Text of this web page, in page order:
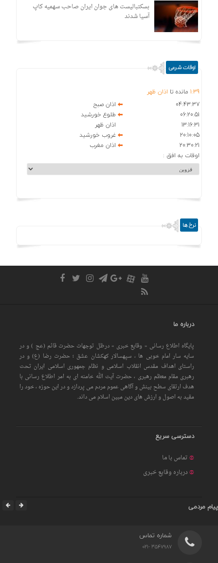
بسکتبالیست های جوان ایران صاحب سهمیه کاپ
آسیا شدند
اوقات شرعی
1:39 مانده تا اذان ظهر
04:43:37
اذان صبح
06:20:51
طلوع خورشید
13:16:31
اذان ظهر
20:10:05
غروب خورشید
20:30:21
اذان مغرب
اوقات به افق :
نرخ ها
درباره ما
پایگاه اطلاع رسانی « وقایع خبری » درظل توجهات حضرت قائم (عج ) و در
سایه سار امام خوبی ها ، سپهسالار کهکشان عشق ؛ حضرت رضا (ع) و در
راستای اهداف مقدس انقلاب اسلامی و نظام جمهوری اسلامی ایران تحت
رهبری مقام معظم رهبری ، حضرت آیت الله خامنه ای به امر اطلاع رسانی با
هدف ارتقای سطح بینش و آگاهی عموم مردم می پردازد و در این حوزه ، خود را
مقید به اصول و ارزش های دین مبین اسلام می داند.
دسترسی سریع
تماس با ما
درباره وقایع خبری
پیام مردمی
شماره تماس
3547987 -021